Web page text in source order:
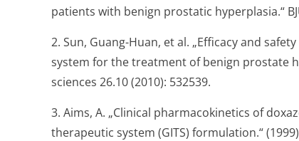
patients with benign prostatic hyperplasia.“
2. Sun, Guang-Huan, et al. „Efficacy and
system for the treatment of benign prostate
sciences 26.10 (2010): 532539.
3. Aims, A. „Clinical pharmacokinetics of
therapeutic system (GITS) formulation.“